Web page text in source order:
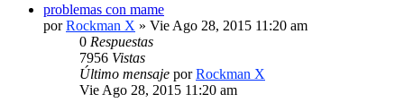
problemas con mame
porRockman X » Vie Ago 28, 2015 11:20 am
0 Respuestas
7956 Vistas
Último mensaje porRockman X
Vie Ago 28, 2015 11:20 am